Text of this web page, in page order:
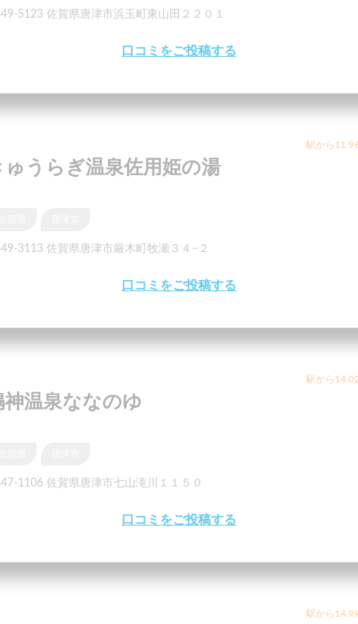
5123 佐賀県唐津市浜玉町東山田２２０１
口コミをご投稿する
駅から
ゅうらぎ温泉佐用姫の湯
3113 佐賀県唐津市厳木町牧瀬３４−２
口コミをご投稿する
駅から
神温泉ななのゆ
1106 佐賀県唐津市七山滝川１１５０
口コミをご投稿する
駅から